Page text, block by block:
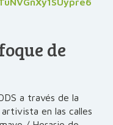
de
a través de la
en las calles